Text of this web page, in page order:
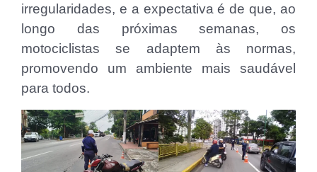
irregularidades, e a expectativa é de que, ao
longo das próximas semanas, os
motociclistas se adaptem às normas,
promovendo um ambiente mais saudável
para todos.